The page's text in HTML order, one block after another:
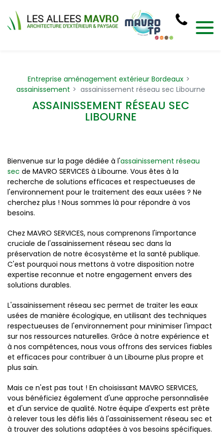
Entreprise aménagement extérieur Bordeaux
assainissement
assainissement réseau sec Libourne
ASSAINISSEMENT RÉSEAU SEC
LIBOURNE
Bienvenue sur la page dédiée à l'assainissement réseau
sec de MAVRO SERVICES à Libourne. Vous êtes à la
recherche de solutions efficaces et respectueuses de
l'environnement pour le traitement des eaux usées ? Ne
cherchez plus ! Nous sommes là pour répondre à vos
besoins.
Chez MAVRO SERVICES, nous comprenons l'importance
cruciale de l'assainissement réseau sec dans la
préservation de notre écosystème et la santé publique.
C'est pourquoi nous mettons à votre disposition notre
expertise reconnue et notre engagement envers des
solutions durables.
L'assainissement réseau sec permet de traiter les eaux
usées de manière écologique, en utilisant des techniques
respectueuses de l'environnement pour minimiser l'impact
sur nos ressources naturelles. Grâce à notre expérience et
à nos compétences, nous vous offrons des services fiables
et efficaces pour contribuer à un Libourne plus propre et
plus sain.
Mais ce n'est pas tout ! En choisissant MAVRO SERVICES,
vous bénéficiez également d'une approche personnalisée
et d'un service de qualité. Notre équipe d'experts est prête
à relever tous les défis liés à l'assainissement réseau sec et
à trouver des solutions adaptées à vos besoins spécifiques.